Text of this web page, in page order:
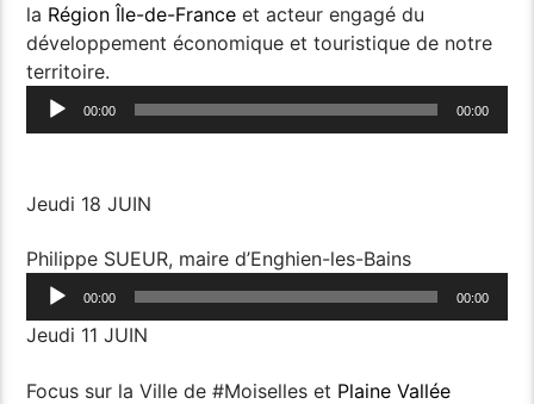
la Région Île-de-France et acteur engagé du
développement économique et touristique de notre
territoire.
Lecteur
audio
00:00 00:00
Jeudi 18 JUIN
Philippe SUEUR, maire d’Enghien-les-Bains
Lecteur
audio
00:00 00:00
Jeudi 11 JUIN
Focus sur la Ville de #Moiselles et Plaine Vallée